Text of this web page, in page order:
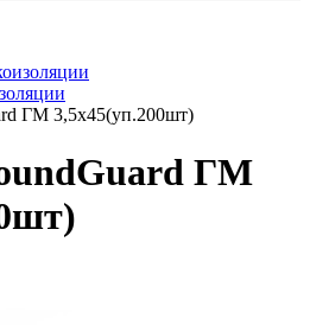
ГМ 3,5х45(уп.200шт)
ГМ